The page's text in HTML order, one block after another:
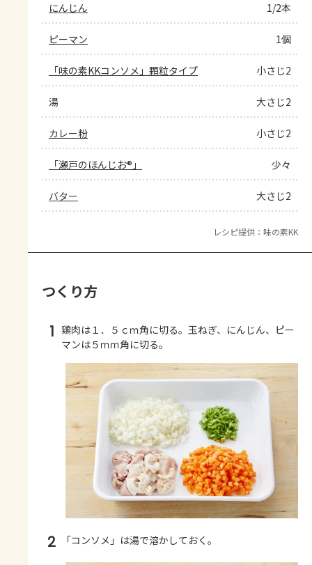
にんじん 1/2本
ピーマン 1個
「味の素KKコンソメ」顆粒タイプ 小さじ2
湯 大さじ2
カレー粉 小さじ2
「瀬戸のほんじお®」 少々
バター 大さじ2
レシピ提供：味の素KK
つくり方
1 鶏肉は１．５ｃｍ角に切る。玉ねぎ、にんじん、ピー
マンは５ｍｍ角に切る。
2 「コンソメ」は湯で溶かしておく。